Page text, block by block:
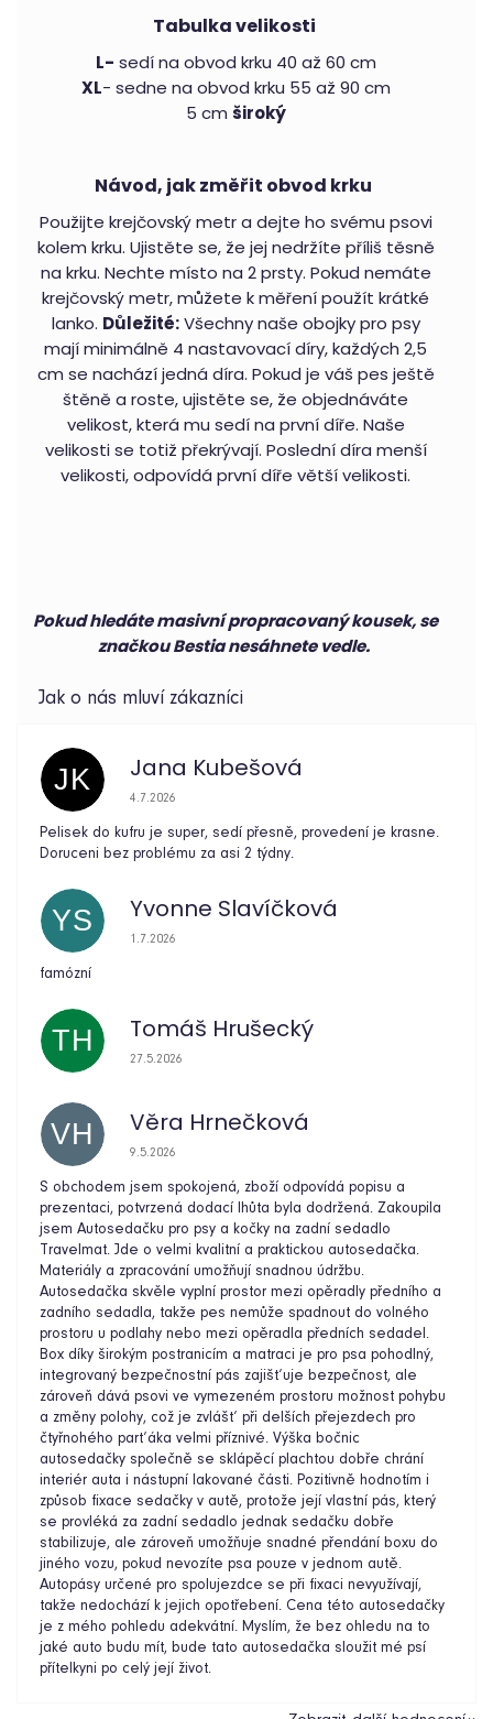
Tabulka velikosti
L- sedí na obvod krku 40 až 60 cm
XL- sedne na obvod krku 55 ​​až 90 cm
5 cm široký
Návod, jak změřit obvod krku
Použijte krejčovský metr a dejte ho svému psovi
kolem krku. Ujistěte se, že jej nedržíte příliš těsně
na krku. Nechte místo na 2 prsty. Pokud nemáte
krejčovský metr, můžete k měření použít krátké
lanko. Důležité:Všechny naše obojky pro psy
mají minimálně 4 nastavovací díry, každých 2,5
cm se nachází jedná díra. Pokud je váš pes ještě
štěně a roste, ujistěte se, že objednáváte
velikost, která mu sedí na první díře. Naše
velikosti se totiž překrývají. Poslední díra menší
velikosti, odpovídá první díře větší velikosti.
Pokud hledáte masivní propracovaný kousek, se
značkou Bestia nesáhnete vedle.
JK Jana Kubešová
Hodnocení obchodu je 5 z 5 hvězdiček.
4.7.2026
Pelisek do kufru je super, sedí přesně, provedení je krasne.
Doruceni bez problému za asi 2 týdny.
YS Yvonne Slavíčková
Hodnocení obchodu je 5 z 5 hvězdiček.
1.7.2026
famózní
TH Tomáš Hrušecký
Hodnocení obchodu je 5 z 5 hvězdiček.
27.5.2026
VH Věra Hrnečková
Hodnocení obchodu je 5 z 5 hvězdiček.
9.5.2026
S obchodem jsem spokojená, zboží odpovídá popisu a
prezentaci, potvrzená dodací lhůta byla dodržená. Zakoupila
jsem Autosedačku pro psy a kočky na zadní sedadlo
Travelmat. Jde o velmi kvalitní a praktickou autosedačka.
Materiály a zpracování umožňují snadnou údržbu.
Autosedačka skvěle vyplní prostor mezi opěradly předního a
zadního sedadla, takže pes nemůže spadnout do volného
prostoru u podlahy nebo mezi opěradla předních sedadel.
Box díky širokým postranicím a matraci je pro psa pohodlný,
integrovaný bezpečnostní pás zajišťuje bezpečnost, ale
zároveň dává psovi ve vymezeném prostoru možnost pohybu
a změny polohy, což je zvlášť při delších přejezdech pro
čtyřnohého parťáka velmi příznivé. Výška bočnic
autosedačky společně se sklápěcí plachtou dobře chrání
interiér auta i nástupní lakované části. Pozitivně hodnotím i
způsob fixace sedačky v autě, protože její vlastní pás, který
se provléká za zadní sedadlo jednak sedačku dobře
stabilizuje, ale zároveň umožňuje snadné přendání boxu do
jiného vozu, pokud nevozíte psa pouze v jednom autě.
Autopásy určené pro spolujezdce se při fixaci nevyužívají,
takže nedochází k jejich opotřebení. Cena této autosedačky
je z mého pohledu adekvátní. Myslím, že bez ohledu na to
jaké auto budu mít, bude tato autosedačka sloužit mé psí
přítelkyni po celý její život.